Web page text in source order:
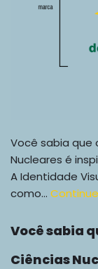
Você sabia que
Nucleares é
A Identidade
como…
Você sabia
Ciências